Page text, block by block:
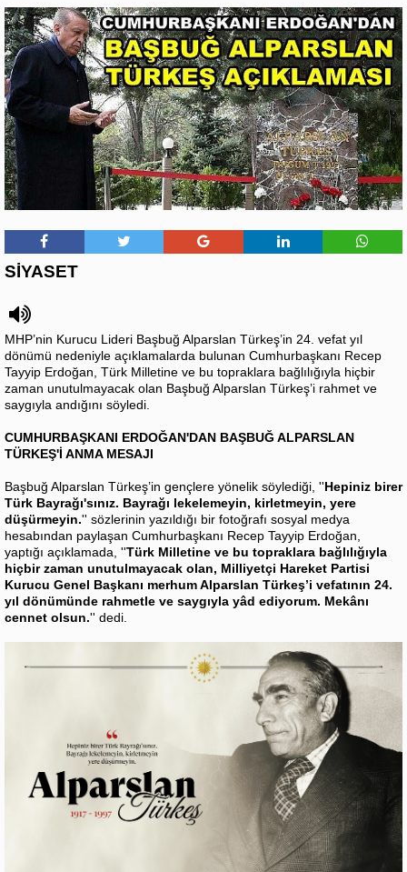
SİYASET
MHP’nin Kurucu Lideri Başbuğ Alparslan Türkeş’in 24. vefat yıl
dönümü nedeniyle açıklamalarda bulunan Cumhurbaşkanı Recep
Tayyip Erdoğan, Türk Milletine ve bu topraklara bağlılığıyla hiçbir
zaman unutulmayacak olan Başbuğ Alparslan Türkeş’i rahmet ve
saygıyla andığını söyledi.
CUMHURBAŞKANI ERDOĞAN'DAN BAŞBUĞ ALPARSLAN
TÜRKEŞ'İ ANMA MESAJI
Başbuğ Alparslan Türkeş’in gençlere yönelik söylediği, ''Hepiniz birer
Türk Bayrağı'sınız. Bayrağı lekelemeyin, kirletmeyin, yere
düşürmeyin.'' sözlerinin yazıldığı bir fotoğrafı sosyal medya
hesabından paylaşan Cumhurbaşkanı Recep Tayyip Erdoğan,
yaptığı açıklamada, ''Türk Milletine ve bu topraklara bağlılığıyla
hiçbir zaman unutulmayacak olan, Milliyetçi Hareket Partisi
Kurucu Genel Başkanı merhum Alparslan Türkeş’i vefatının 24.
yıl dönümünde rahmetle ve saygıyla yâd ediyorum. Mekânı
cennet olsun.'' dedi.